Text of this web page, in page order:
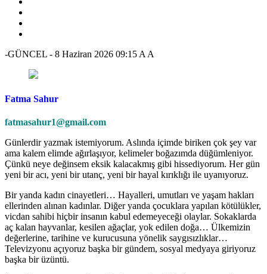
-GÜNCEL - 8 Haziran 2026 09:15 A A
Fatma Sahur
fatmasahur1@gmail.com
Günlerdir yazmak istemiyorum. Aslında içimde biriken çok şey var
ama kalem elimde ağırlaşıyor, kelimeler boğazımda düğümleniyor.
Çünkü neye değinsem eksik kalacakmış gibi hissediyorum. Her gün
yeni bir acı, yeni bir utanç, yeni bir hayal kırıklığı ile uyanıyoruz.
Bir yanda kadın cinayetleri… Hayalleri, umutları ve yaşam hakları
ellerinden alınan kadınlar. Diğer yanda çocuklara yapılan kötülükler,
vicdan sahibi hiçbir insanın kabul edemeyeceği olaylar. Sokaklarda
aç kalan hayvanlar, kesilen ağaçlar, yok edilen doğa… Ülkemizin
değerlerine, tarihine ve kurucusuna yönelik saygısızlıklar…
Televizyonu açıyoruz başka bir gündem, sosyal medyaya giriyoruz
başka bir üzüntü.